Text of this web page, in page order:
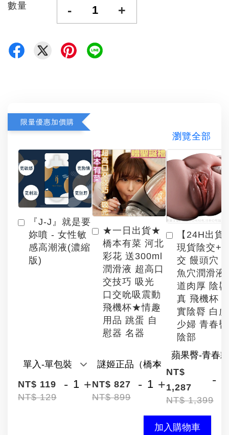
數量 - +
限量優惠加價購
瀏覽全部
『J-J』就是要
妳噴 - 女性敏
感高潮液(濃縮
版)
NT$ 119
NT$ 129
- +
★一日出貨★
橋本有菜 河北
彩花 送300ml
潤滑液 超高口
交技巧 吸光
口交吮吸震動
飛機杯★情趣
用品 跳蛋 自
慰器 名器
NT$ 827
NT$ 899
- +
【24H出貨
現貨陰交+
交 饅頭穴
魚穴潤滑液
道肉厚 陰
真 飛機杯
實陰脣 白
少婦 青春臀
陰部
NT$
1,287
NT$ 1,399
-
加入購物車